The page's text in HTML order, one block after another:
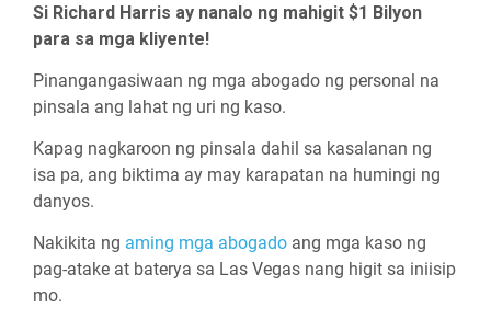
Si Richard Harris ay nanalo ng mahigit $1 Bilyon
para sa mga kliyente!
Pinangangasiwaan ng mga abogado ng personal na
pinsala ang lahat ng uri ng kaso.
Kapag nagkaroon ng pinsala dahil sa kasalanan ng
isa pa, ang biktima ay may karapatan na humingi ng
danyos.
Nakikita ng aming mga abogado ang mga kaso ng
pag-atake at baterya sa Las Vegas nang higit sa iniisip
mo.